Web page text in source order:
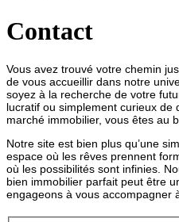
Contact
Vous avez trouvé votre chemin
de vous accueillir dans notre
soyez à la recherche de votre
lucratif ou simplement curieux de
marché immobilier, vous êtes au
Notre site est bien plus qu’une
espace où les rêves prennent
où les possibilités sont infinies.
bien immobilier parfait peut être
engageons à vous accompagner